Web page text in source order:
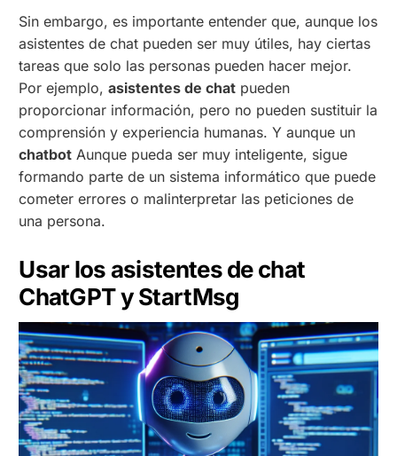
Sin embargo, es importante entender que, aunque los
asistentes de chat pueden ser muy útiles, hay ciertas
tareas que solo las personas pueden hacer mejor.
Por ejemplo,asistentes de chat pueden
proporcionar información, pero no pueden sustituir la
comprensión y experiencia humanas. Y aunque un
chatbot Aunque pueda ser muy inteligente, sigue
formando parte de un sistema informático que puede
cometer errores o malinterpretar las peticiones de
una persona.
Usar los asistentes de chat
ChatGPT y StartMsg